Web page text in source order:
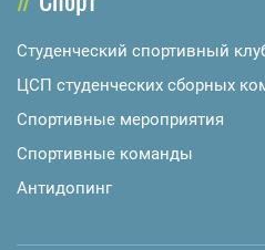
Студенческий спортивный
ЦСП студенческих сборных
Спортивные мероприятия
Спортивные команды
Антидопинг